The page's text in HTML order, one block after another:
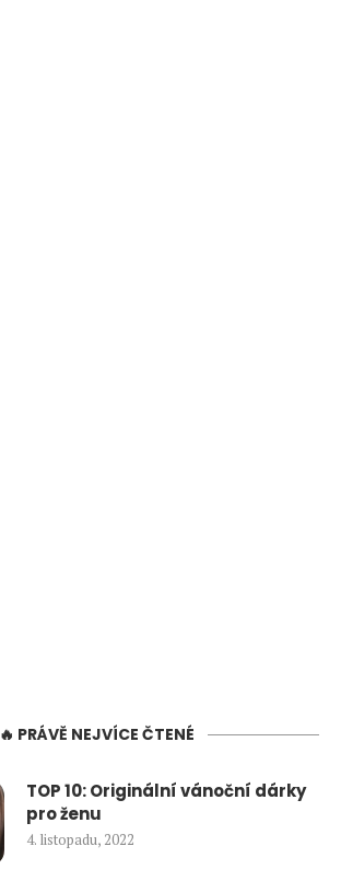
🔥 PRÁVĚ NEJVÍCE ČTENÉ
TOP 10: Originální vánoční dárky
pro ženu
4. listopadu, 2022